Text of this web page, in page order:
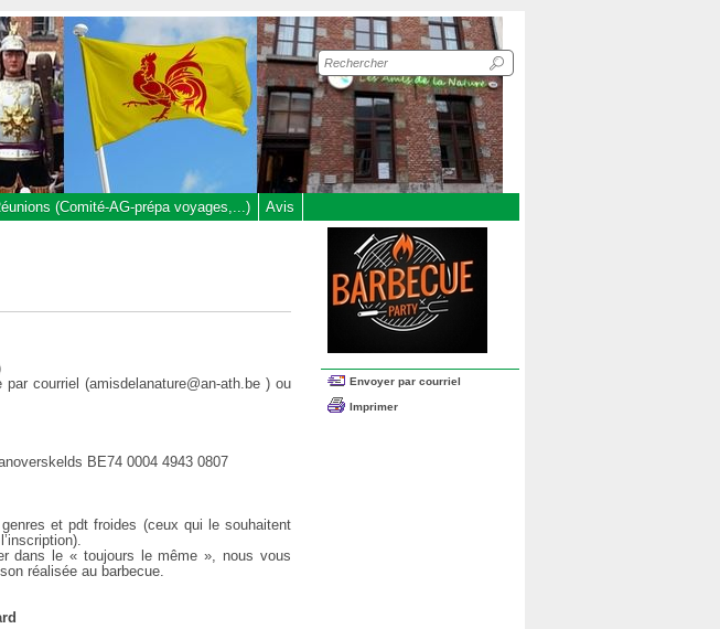
Recherche
sur
le
site
(Comité-AG-prépa voyages,...) Avis
courriel (amisdelanature@an-ath.be ) ou
BE74 0004 4943 0807
et pdt froides (ceux qui le souhaitent
dans le « toujours le même », nous vous
réalisée au barbecue.
Envoyer par courriel
Imprimer